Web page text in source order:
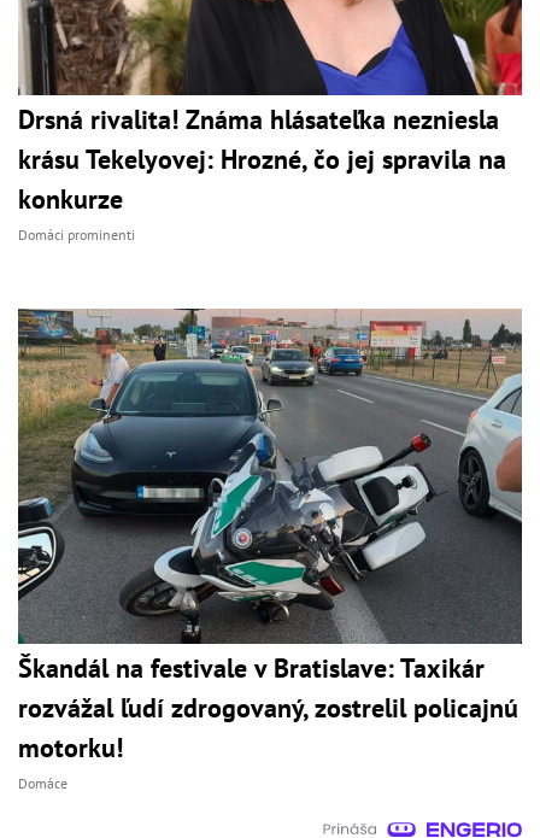
Drsná rivalita! Známa hlásateľka nezniesla
krásu Tekelyovej: Hrozné, čo jej spravila na
konkurze
Domáci prominenti
Škandál na festivale v Bratislave: Taxikár
rozvážal ľudí zdrogovaný, zostrelil policajnú
motorku!
Domáce